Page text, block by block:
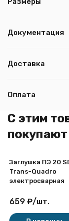
Документация
Доставка
Оплата
C этим
покупают
Заглушка ПЭ 20
Trans-Quadro
электросварная
659 ₽/шт.